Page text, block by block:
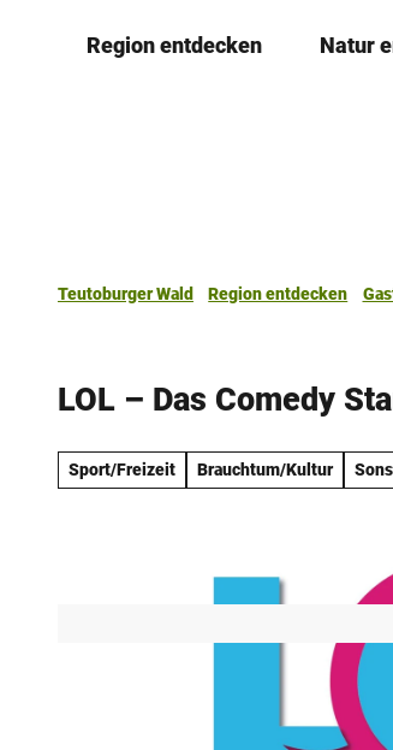
Region entdecken Natur
Teutoburger Wald Region entdecken
LOL – Das Comedy
Sport/Freizeit Brauchtum/Kultur